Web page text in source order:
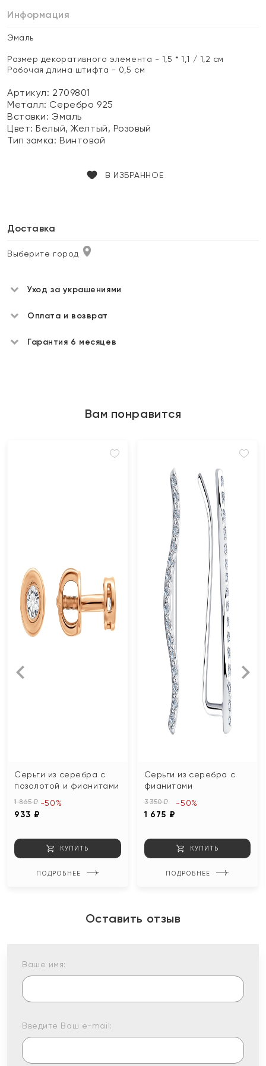
Информация
Эмаль
Размер декоративного элемента - 1,5 * 1,1 / 1,2 см
Рабочая длина штифта - 0,5 см
Артикул: 2709801
Металл: Серебро 925
Вставки:Эмаль
Цвет:Белый, Желтый, Розовый
Тип замка:Винтовой
В ИЗБРАННОЕ
Доставка
Выберите город
Уход за украшениями
Оплата и возврат
Гарантия 6 месяцев
Вам понравится
Серьги из серебра с
позолотой и фианитами
1 865 ₽
933 ₽
-50%
КУПИТЬ
ПОДРОБНЕЕ
Серьги из серебра с
фианитами
3 350 ₽
1 675 ₽
-50%
КУПИТЬ
ПОДРОБНЕЕ
Оставить отзыв
Ваше имя:
Введите Ваш e-mail: